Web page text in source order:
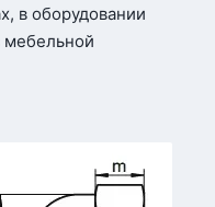
в оборудовании
мебельной